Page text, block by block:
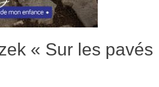
« Sur les pavés